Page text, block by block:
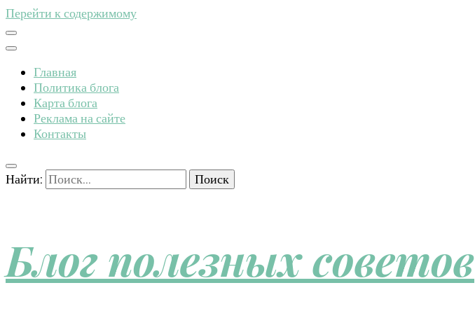
Перейти к содержимому
Главная
Политика блога
Карта блога
Реклама на сайте
Контакты
Найти:
Блог полезных советов